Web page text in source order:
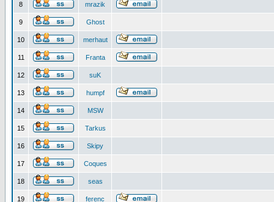
8 mrazik
9 Ghost
10 merhaut
11 Franta
12 suK
13 humpf
14 MSW
15 Tarkus
16 Skipy
17 Coques
18 seas
19 ferenc